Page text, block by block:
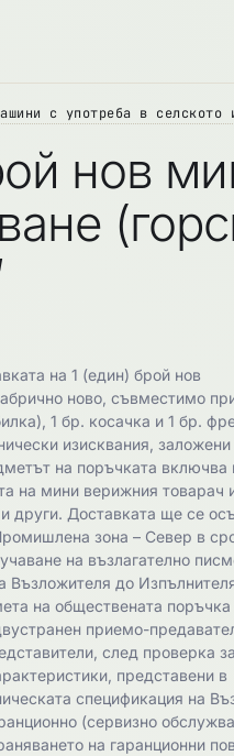
с употреба в селското
нов
на 1 (един) брой нов
ново, съвместимо
1 бр. косачка и 1 бр.
изисквания, заложени
на поръчката включва
на мини верижния товарач
други. Доставката ще се
зона – Север в
на възлагателно
Възложителя до
на обществената
приемо-
след проверка
представени в
спецификация на
(сервизно
на гаранционни